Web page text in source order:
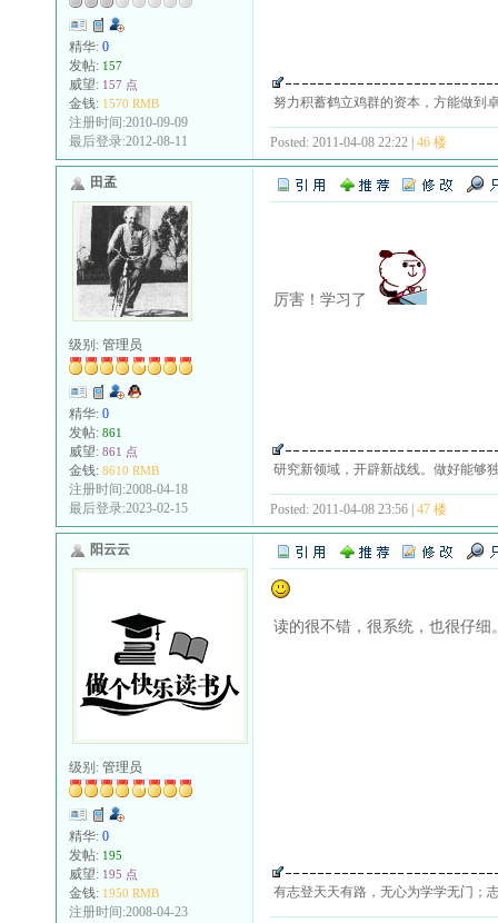
精华: 0
发帖: 157
威望: 157 点
金钱: 1570 RMB
注册时间:2010-09-09
最后登录:2012-08-11
努力积蓄鹤立鸡群的资本，方能做到
Posted: 2011-04-08 22:22 | 46 楼
田孟
级别: 管理员
精华: 0
发帖: 861
威望: 861 点
金钱: 8610 RMB
注册时间:2008-04-18
最后登录:2023-02-15
厉害！学习了
研究新领域，开辟新战线。做好能够
Posted: 2011-04-08 23:56 | 47 楼
阳云云
级别: 管理员
精华: 0
发帖: 195
威望: 195 点
金钱: 1950 RMB
注册时间:2008-04-23
读的很不错，很系统，也很仔
有志登天天有路，无心为学学无门；